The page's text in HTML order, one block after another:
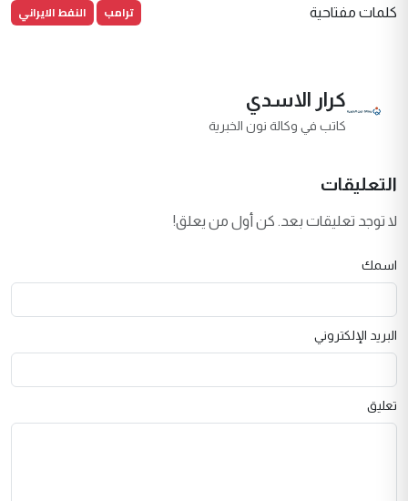
كلمات مفتاحية ترامب النفط الايراني
كرار الاسدي
كاتب في وكالة نون الخبرية
التعليقات
لا توجد تعليقات بعد. كن أول من يعلق!
اسمك
البريد الإلكتروني
تعليق